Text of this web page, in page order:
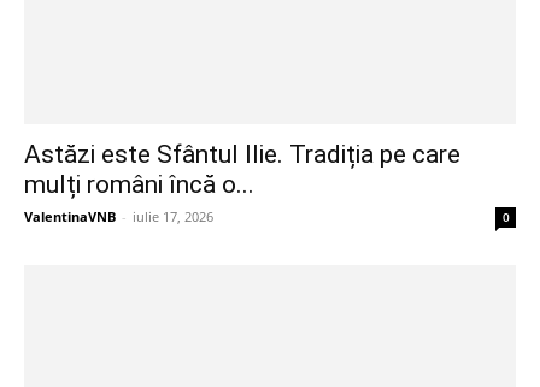
Astăzi este Sfântul Ilie. Tradiția pe care
mulți români încă o...
ValentinaVNB - iulie 17, 2026 0